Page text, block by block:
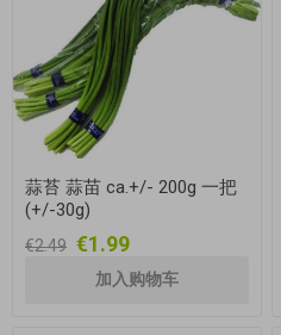
蒜苔 蒜苗 ca.+/- 200g 一把
(+/-30g)
€2.49 €1.99